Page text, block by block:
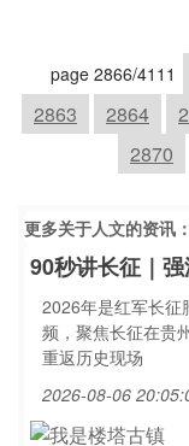
page 2866/4111
2863
2864
2870
更多关于人文的资讯：
90秒讲长征｜
2026年是红军长征
频，聚焦长征在贵
重返历史现场
2026-08-06